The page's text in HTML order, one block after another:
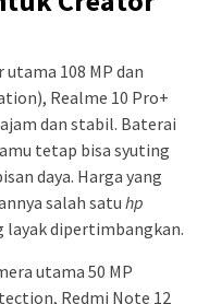
utama 108 MP dan
Realme 10 Pro+
dan stabil. Baterai
tetap bisa syuting
daya. Harga yang
salah satu hp
layak dipertimbangkan.
utama 50 MP
Redmi Note 12